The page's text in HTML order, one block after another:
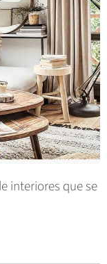
interiores que se